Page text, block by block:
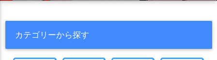
カテゴリーから探す